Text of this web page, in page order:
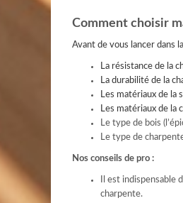
Comment choisir m
Avant de vous lancer dans
La résistance de la
La durabilité de la
Les matériaux de la
Les matériaux de la
Le type de bois
Le type de
Nos conseils de pro :
Il est
charpente.